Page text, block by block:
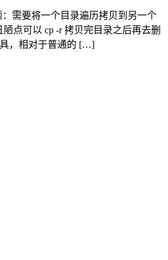
：需要将一个目录遍历拷贝到另一个
点可以 cp -r 拷贝完目录之后再去删
具，相对于普通的 […]